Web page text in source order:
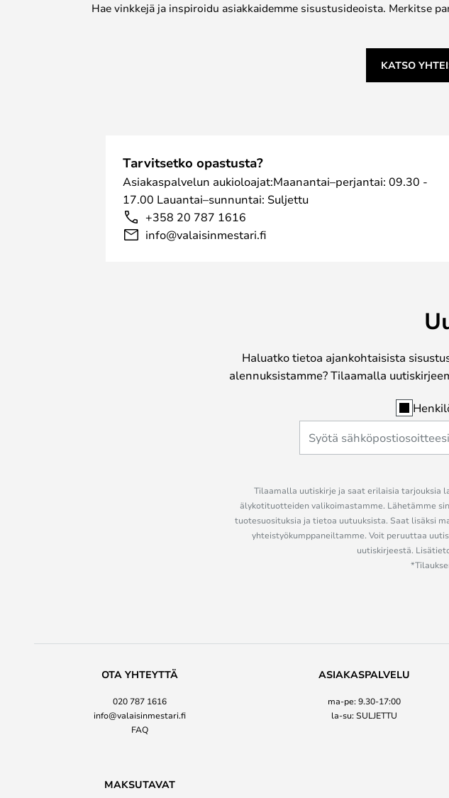
Bit Stool on valmistettu 100-prosenttisesti teollisuudesta
sopii sekä sisä- että ulkokäyttöön ja kestää lämpötiloja -10
HUOM! Kaikki Normann Copenhagenin Bit Stool -jakkarat
Hae vinkkejä ja inspiroidu asiakkaidemme sisustusideoista. Merkitse
KATSO
Tarvitsetko opastusta?
Asiakaspalvelun aukioloajat:Maanantai–perjantai: 09.30 -
17.00 Lauantai–sunnuntai: Suljettu
+358 20 787 1616
info@valaisinmestari.fi
Haluatko tietoa ajankohtaisista
alennuksistamme? Tilaamalla
Tilaamalla uutiskirje ja saat erilaisia tarjouksia
älykotituotteiden valikoimastamme. Lähetämme
tuotesuosituksia ja tietoa uutuuksista. Saat lisäksi
yhteistyökumppaneiltamme. Voit peruuttaa
uutiskirjeestä.
OTA YHTEYTTÄ
020 787 1616
info@valaisinmestari.fi
FAQ
ASIAKASPALVELU
ma-pe: 9.30-17:00
la-su: SULJETTU
MAKSUTAVAT